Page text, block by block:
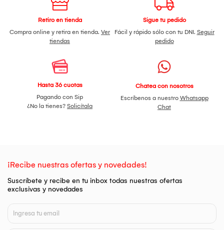
Retiro en tienda
Compra online y retira en tienda. Ver
tiendas
Sigue tu pedido
Fácil y rápido sólo con tu DNI. Seguir
pedido
Hasta 36 cuotas
Pagando con Sip
¿No la tienes? Solicítala
Chatea con nosotros
Escríbenos a nuestro Whatsapp
Chat
¡Recibe nuestras ofertas y novedades!
Suscríbete y recibe en tu inbox todas nuestras ofertas
exclusivas y novedades